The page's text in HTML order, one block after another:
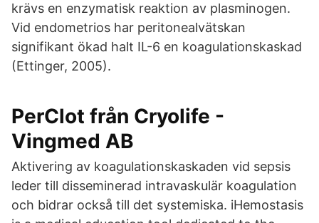
krävs en enzymatisk reaktion av plasminogen.
Vid endometrios har peritonealvätskan
signifikant ökad halt IL-6 en koagulationskaskad
(Ettinger, 2005).
PerClot från Cryolife -
Vingmed AB
Aktivering av koagulationskaskaden vid sepsis
leder till disseminerad intravaskulär koagulation
och bidrar också till det systemiska. iHemostasis